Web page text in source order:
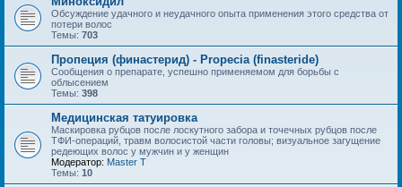
Обсуждение удачного и неудачного опыта применения этого средства от
потери волос
Темы: 703
Пропеция (финастерид) - Propecia (finasteride)
Сообщения о препарате, успешно применяемом для борьбы с
облысением
Темы: 398
Медицинская татуировка
Маскировка рубцов после лоскутного забора и точечных рубцов после
ТФИ-операций, травм волосистой части головы; визуальное загущение
редеющих волос у мужчин и у женщин
Модератор: Master T
Темы: 10